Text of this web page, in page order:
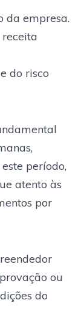
da empresa.
do risco
período,
atento às
por
ou
do